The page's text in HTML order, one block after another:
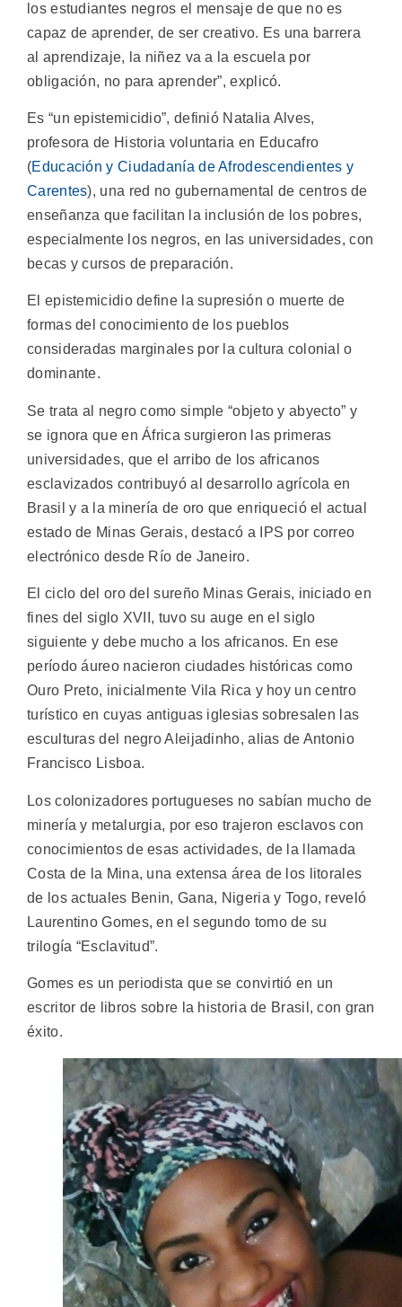
los estudiantes negros el mensaje de que no es
capaz de aprender, de ser creativo. Es una barrera
al aprendizaje, la niñez va a la escuela por
obligación, no para aprender”, explicó.
Es “un epistemicidio”, definió Natalia Alves,
profesora de Historia voluntaria en Educafro
(Educación y Ciudadanía de Afrodescendientes y
Carentes), una red no gubernamental de centros de
enseñanza que facilitan la inclusión de los pobres,
especialmente los negros, en las universidades, con
becas y cursos de preparación.
El epistemicidio define la supresión o muerte de
formas del conocimiento de los pueblos
consideradas marginales por la cultura colonial o
dominante.
Se trata al negro como simple “objeto y abyecto” y
se ignora que en África surgieron las primeras
universidades, que el arribo de los africanos
esclavizados contribuyó al desarrollo agrícola en
Brasil y a la minería de oro que enriqueció el actual
estado de Minas Gerais, destacó a IPS por correo
electrónico desde Río de Janeiro.
El ciclo del oro del sureño Minas Gerais, iniciado en
fines del siglo XVII, tuvo su auge en el siglo
siguiente y debe mucho a los africanos. En ese
período áureo nacieron ciudades históricas como
Ouro Preto, inicialmente Vila Rica y hoy un centro
turístico en cuyas antiguas iglesias sobresalen las
esculturas del negro Aleijadinho, alias de Antonio
Francisco Lisboa.
Los colonizadores portugueses no sabían mucho de
minería y metalurgia, por eso trajeron esclavos con
conocimientos de esas actividades, de la llamada
Costa de la Mina, una extensa área de los litorales
de los actuales Benin, Gana, Nigeria y Togo, reveló
Laurentino Gomes, en el segundo tomo de su
trilogía “Esclavitud”.
Gomes es un periodista que se convirtió en un
escritor de libros sobre la historia de Brasil, con gran
éxito.